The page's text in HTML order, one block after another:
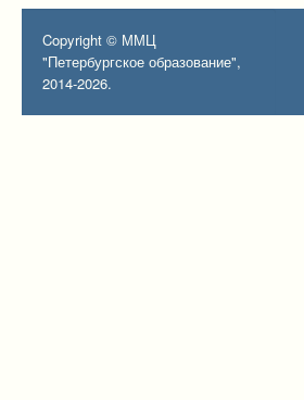
Copyright © ММЦ
"Петербургское образование",
2014-2026.